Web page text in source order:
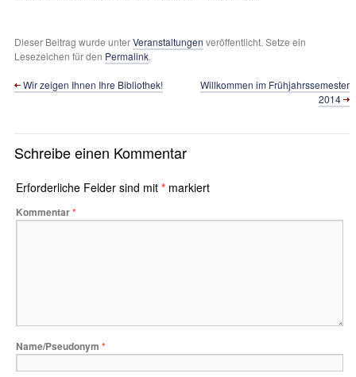
Dieser Beitrag wurde unterVeranstaltungen veröffentlicht. Setze ein
Lesezeichen für den Permalink.
Wir zeigen Ihnen Ihre Bibliothek!
Willkommen im Frühjahrssemester
2014
Schreibe einen Kommentar
Erforderliche Felder sind mit * markiert
Kommentar*
Name/Pseudonym *